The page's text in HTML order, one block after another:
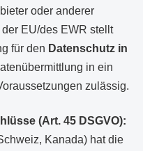
oder anderer
EU/des EWR stellt
für den Datenschutz in
in ein
zulässig.
(Art. 45 DSGVO):
Kanada) hat die